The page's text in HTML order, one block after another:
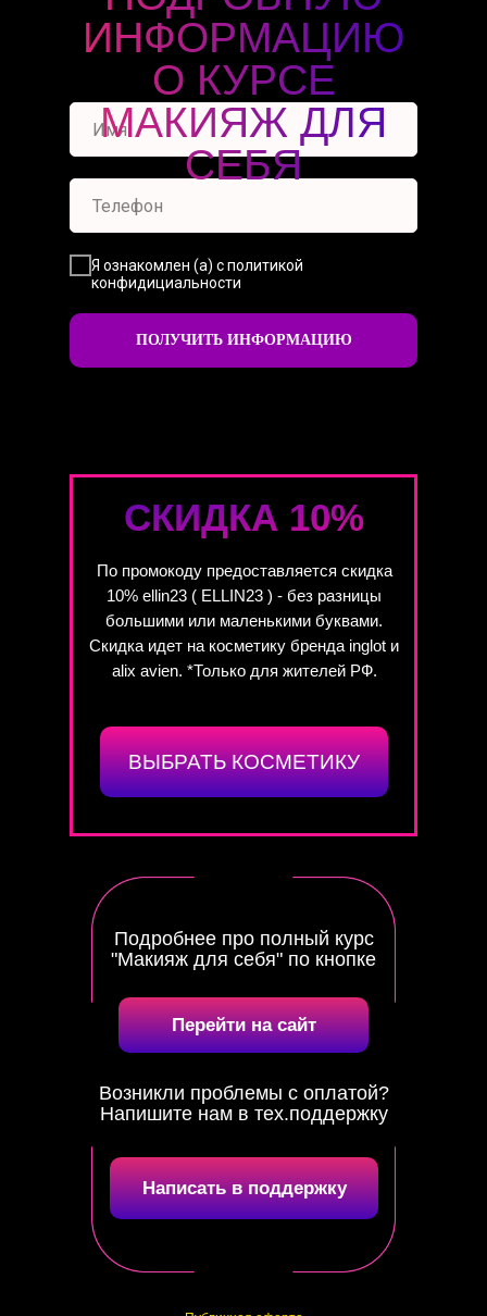
Я ознакомлен (а) с политикой
конфидициальности
ПОЛУЧИТЬ ИНФОРМАЦИЮ
ИНФОРМАЦИЮ
О КУРСЕ
МАКИЯЖ ДЛЯ
СЕБЯ
СКИДКА 10%
По промокоду предоставляется скидка
10% ellin23 ( ELLIN23 ) - без разницы
большими или маленькими буквами.
Скидка идет на косметику бренда inglot и
alix avien. *Только для жителей РФ.
ВЫБРАТЬ КОСМЕТИКУ
Подробнее про полный курс
"Макияж для себя" по кнопке
Возникли проблемы с оплатой?
Напишите нам в тех.поддержку
Перейти на сайт
Написать в поддержку